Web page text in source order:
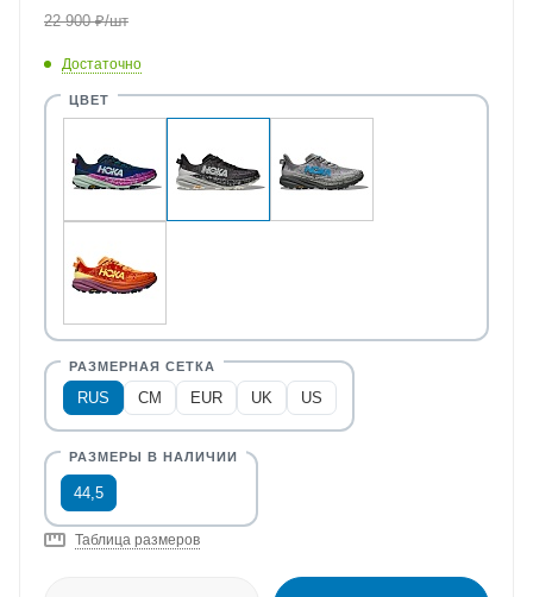
22 900₽/шт
Достаточно
RUS CM EUR UK US
44,5
Таблица размеров